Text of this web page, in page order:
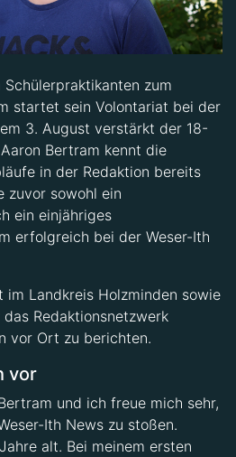
startet sein Volontariat bei der
3. August verstärkt der 18-
Bertram kennt die
in der Redaktion bereits
zuvor sowohl ein
ein einjähriges
erfolgreich bei der Weser-Ith
Redaktionsnetzwerk
vor Ort zu berichten.
und ich freue mich sehr,
Ith News zu stoßen.
alt. Bei meinem ersten
13 Jahre alt. Damals durfte